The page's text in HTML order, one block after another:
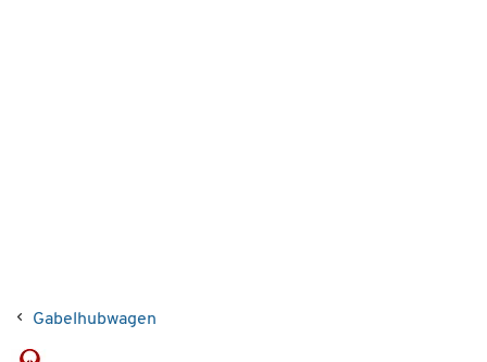
Gabelhubwagen